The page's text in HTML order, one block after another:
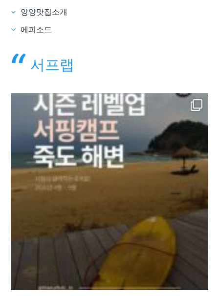
양양맛집소개
에피소드
서프랩